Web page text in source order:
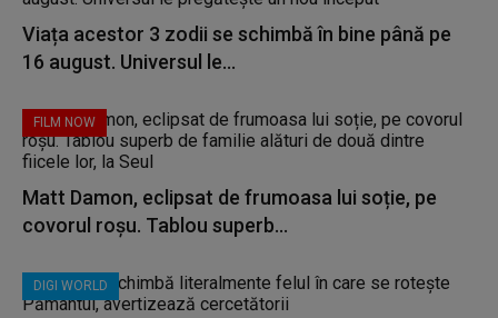
Viața acestor 3 zodii se schimbă în bine până pe
16 august. Universul le...
FILM NOW
Matt Damon, eclipsat de frumoasa lui soție, pe
covorul roșu. Tablou superb...
DIGI WORLD